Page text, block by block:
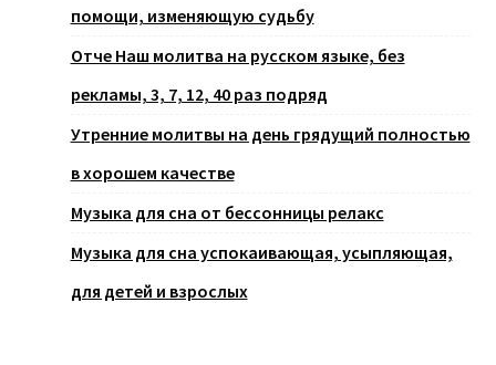
помощи, изменяющую судьбу
Отче Наш молитва на русском языке, без
рекламы, 3, 7, 12, 40 раз подряд
Утренние молитвы на день грядущий полностью
в хорошем качестве
Музыка для сна от бессонницы релакс
Музыка для сна успокаивающая, усыпляющая,
для детей и взрослых